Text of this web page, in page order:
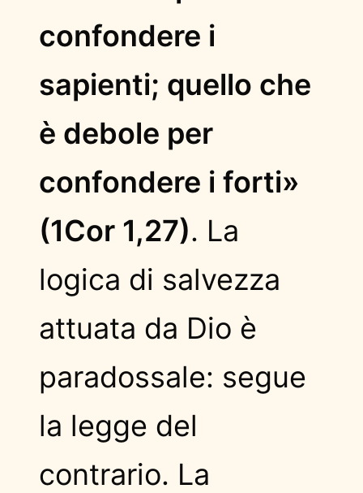
confondere i
sapienti; quello che
è debole per
confondere i forti»
(1Cor 1,27). La
logica di salvezza
attuata da Dio è
paradossale: segue
la legge del
contrario. La